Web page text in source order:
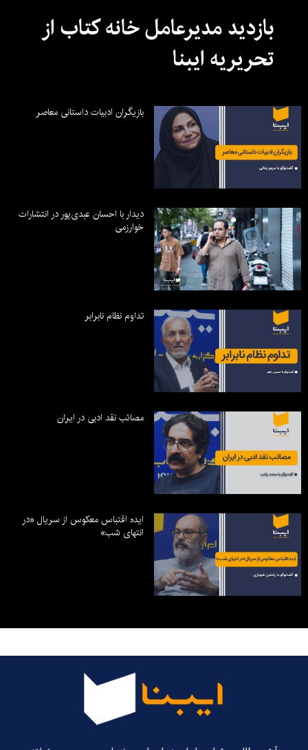
بازدید مدیرعامل خانه کتاب از
تحریریه ایبنا
بازیگران ادبیات داستانی معاصر
دیدار با احسان عبدی‌پور در انتشارات
خوارزمی
تداوم نظام نابرابر
مصائب نقد ادبی در ایران
ایده اقتباس معکوس از سریال «در
انتهای شب»